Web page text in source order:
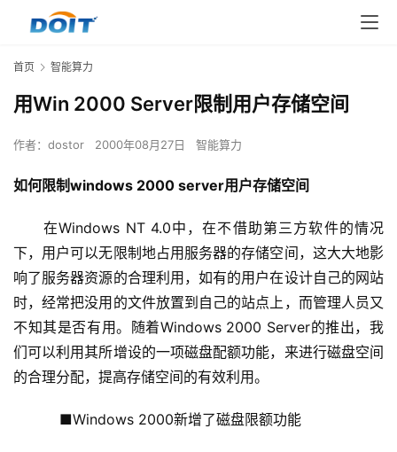
首页 智能算力
用Win 2000 Server限制用户存储空间
作者： dostor 2000年08月27日 智能算力
如何限制windows 2000 server用户存储空间
在Windows NT 4.0中，在不借助第三方软件的情况
下，用户可以无限制地占用服务器的存储空间，这大大地影
响了服务器资源的合理利用，如有的用户在设计自己的网站
时，经常把没用的文件放置到自己的站点上，而管理人员又
不知其是否有用。随着Windows 2000 Server的推出，我
们可以利用其所增设的一项磁盘配额功能，来进行磁盘空间
的合理分配，提高存储空间的有效利用。
■Windows 2000新增了磁盘限额功能